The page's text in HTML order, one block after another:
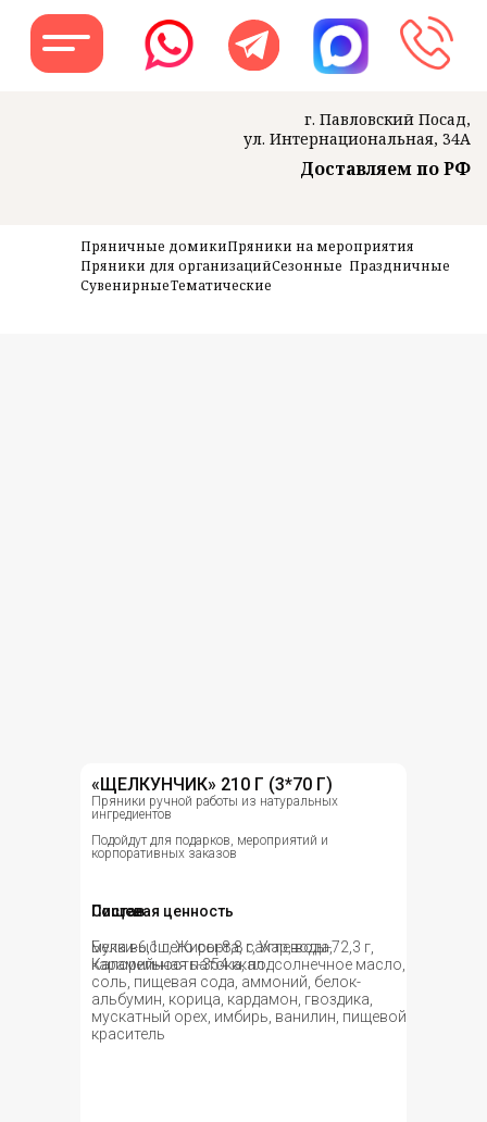
Заказать
Доставляем по РФ
Пряничные домикиПряники на мероприятия
Пряники для организацийСезонные Праздничные
СувенирныеТематические
«ЩЕЛКУНЧИК» 210 Г (3*70 Г)
Пряники ручной работы из натуральных
ингредиентов
Подойдут для подарков, мероприятий и
корпоративных заказов
мука высшего сорта, сахар, вода,
карамельная патока, подсолнечное масло,
соль, пищевая сода, аммоний, белок-
альбумин, корица, кардамон, гвоздика,
мускатный орех, имбирь, ванилин, пищевой
краситель
Состав
Пищевая ценность
Белки-6,1 г, Жиры-8,8 г, Углеводы-72,3 г,
Калорийность-354 ккал